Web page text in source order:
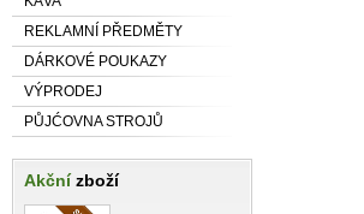
REKLAMNÍ PŘEDMĚTY
DÁRKOVÉ POUKAZY
VÝPRODEJ
PŮJĆOVNA STROJŮ
Akčnízboží